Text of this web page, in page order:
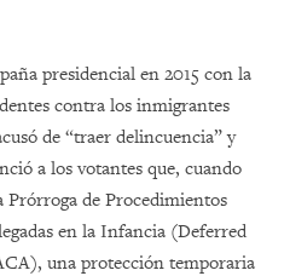
presidencial en 2015 con la
contra los inmigrantes
de “traer delincuencia” y
a los votantes que, cuando
Prórroga de Procedimientos
en la Infancia (Deferred
una protección temporaria